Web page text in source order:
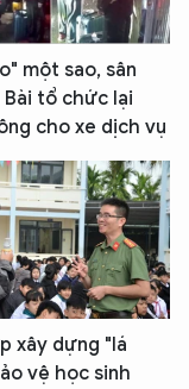
một sao, sân
Bài tổ chức lại
cho xe dịch vụ
xây dựng "lá
vệ học sinh